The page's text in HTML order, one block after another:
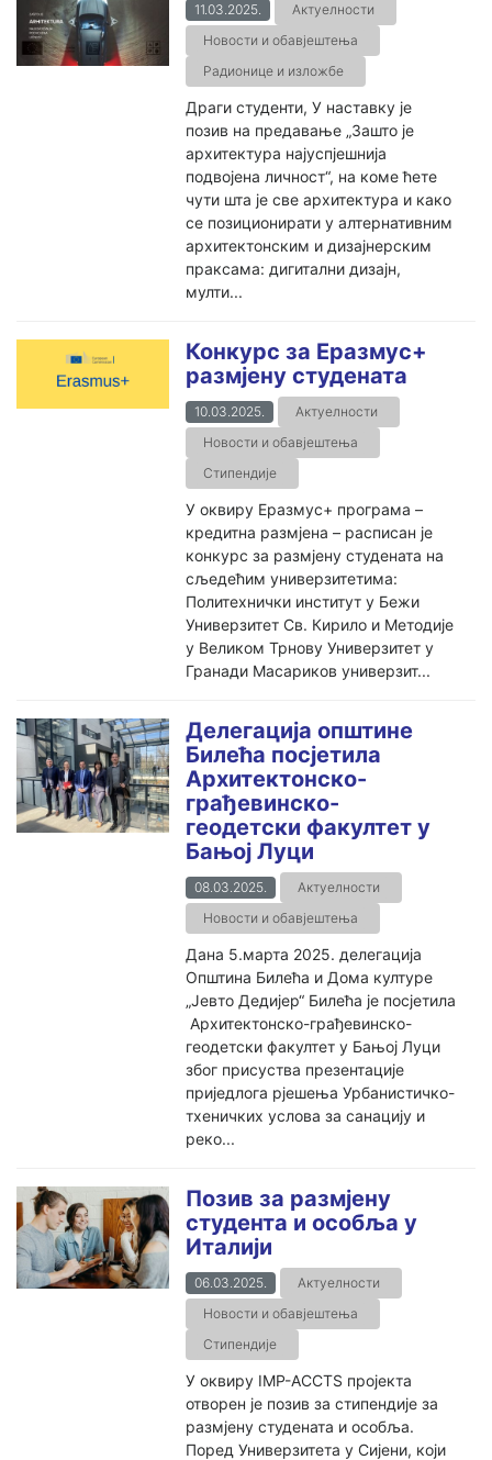
11.03.2025.
Актуелности
Новости и обавјештења
Радионице и изложбе
Драги студенти, У наставку је
позив на предавање „Зашто је
архитектура најуспјешнија
подвојена личност“, на коме ћете
чути шта је све архитектура и како
се позиционирати у алтернативним
архитектонским и дизајнерским
праксама: дигитални дизајн,
мулти...
Конкурс за Еразмус+
размјену студената
10.03.2025.
Актуелности
Новости и обавјештења
Стипендије
У оквиру Еразмус+ програма –
кредитна размјена – расписан је
конкурс за размјену студената на
сљедећим универзитетима:
Политехнички институт у Бежи
Универзитет Св. Кирило и Методије
у Великом Трнову Универзитет у
Гранади Масариков универзит...
Делегација општине
Билећа посјетила
Архитектонско-
грађевинско-
геодетски факултет у
Бањој Луци
08.03.2025.
Актуелности
Новости и обавјештења
Дана 5.марта 2025. делегација
Општина Билећа и Дома културе
„Јевто Дедијер“ Билећа је посјетила
Архитектонско-грађевинско-
геодетски факултет у Бањој Луци
због присуства презентације
приједлога рјешења Урбанистичко-
тхеничких услова за санацију и
реко...
Позив за размјену
студента и особља у
Италији
06.03.2025.
Актуелности
Новости и обавјештења
Стипендије
У оквиру IMP-ACCTS пројекта
отворен је позив за стипендије за
размјену студената и особља.
Поред Универзитета у Сијени, који